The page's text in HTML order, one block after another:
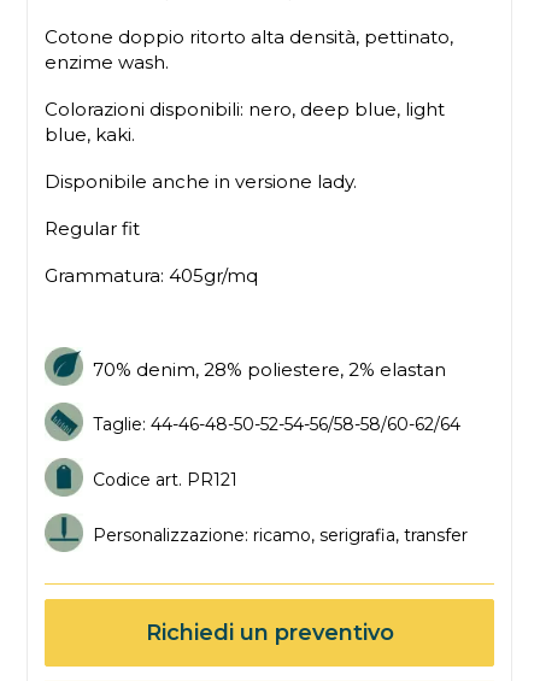
Cotone doppio ritorto alta densità, pettinato,
enzime wash.
Colorazioni disponibili: nero, deep blue, light
blue, kaki.
Disponibile anche in versione lady.
Regular fit
Grammatura: 405gr/mq
70% denim, 28% poliestere, 2% elastan
Taglie: 44-46-48-50-52-54-56/58-58/60-62/64
Codice art. PR121
Personalizzazione: ricamo, serigrafia, transfer
Richiedi un preventivo